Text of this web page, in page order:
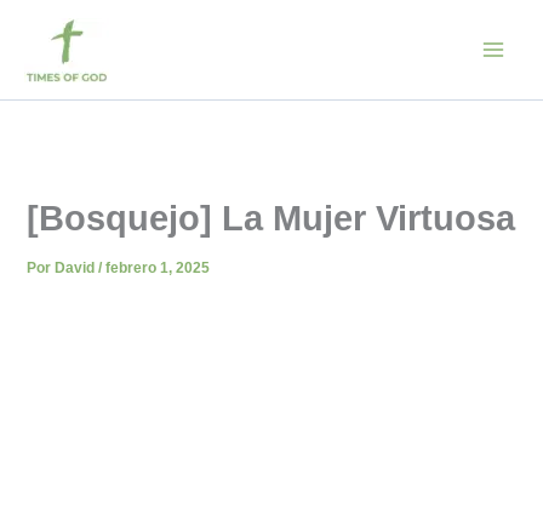
contenido
[Bosquejo] La Mujer Virtuosa
Por David/febrero 1, 2025